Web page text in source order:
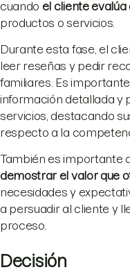
cuando el cliente
productos o servicios.
Durante esta fase, el
leer reseñas y pedir
familiares. Es
información detallada y
servicios, destacando
respecto a la
También es importante
demostrar el valor que
necesidades y
a persuadir al cliente y
proceso.
Decisión